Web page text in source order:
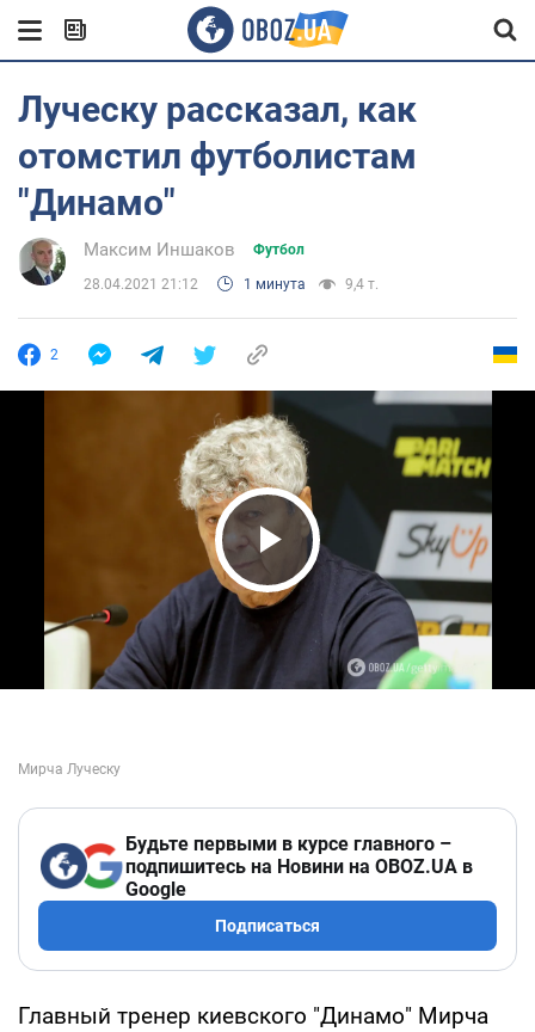
Луческу рассказал, как
отомстил футболистам
"Динамо"
Максим Иншаков Футбол
28.04.2021 21:12 1 минута 9,4 т.
2
Play Video
Будьте первыми в курсе главного –
подпишитесь на Новини на OBOZ.UA в
Google
Подписаться
Главный тренер киевского "Динамо" Мирча